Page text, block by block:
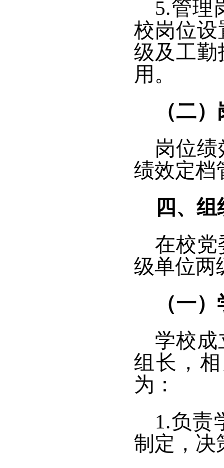
5.管理
校岗位
级及工
用。
（二
岗位
绩效定档
四、组
在校党
级单位两
（一
学校
组长，
为：
1.负责
制定，决